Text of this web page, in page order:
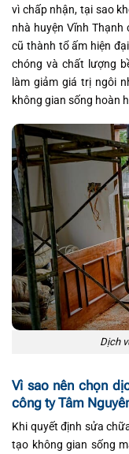
vì chấp nhận, tại sao
nhà huyện Vĩnh
cũ thành tổ ấm hiện
chóng và chất lượng
làm giảm giá trị ngôi
không gian sống hoàn
Dịch
Vì sao nên chọn
công ty Tâm
Khi quyết định sửa
tạo không gian sống